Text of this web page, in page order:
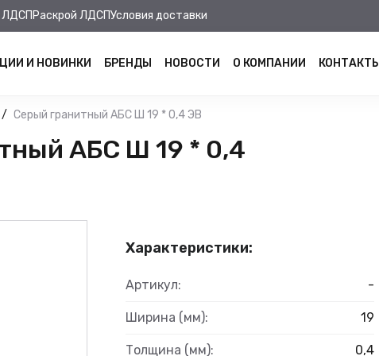
ЛДСП Раскрой ЛДСПУсловия доставки
И НОВИНКИ БРЕНДЫ НОВОСТИ О КОМПАНИИ КОНТАКТЫ
Серый гранитный АБС Ш 19 * 0,4 ЭВ
АБС Ш 19 * 0,4
Характеристики:
Артикул: -
Ширина (мм): 19
Толщина (мм): 0,4